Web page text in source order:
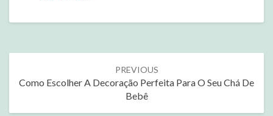
PREVIOUS
Como Escolher A Decoração Perfeita Para O Seu Chá De
Bebê